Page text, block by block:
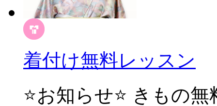
着付け無料レッスン
⭐️お知らせ⭐️ きもの